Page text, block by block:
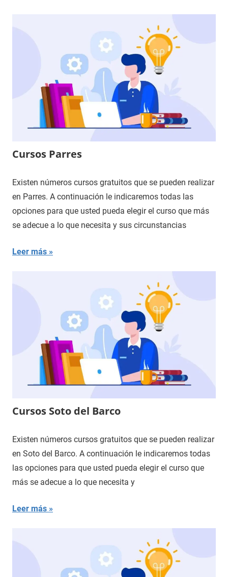
Cursos Parres
Existen números cursos gratuitos que se pueden realizar
en Parres. A continuación le indicaremos todas las
opciones para que usted pueda elegir el curso que más
se adecue a lo que necesita y sus circunstancias
Leer más
Cursos Soto del Barco
Existen números cursos gratuitos que se pueden realizar
en Soto del Barco. A continuación le indicaremos todas
las opciones para que usted pueda elegir el curso que
más se adecue a lo que necesita y
Leer más